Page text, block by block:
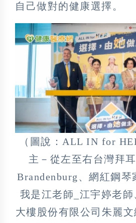
自己做對的健康選擇。
（圖說：ALL IN for
主－從左至右台灣拜
Brandenburg、網紅鋼琴
我是江老師_江宇婷老
大樓股份有限公司朱麗